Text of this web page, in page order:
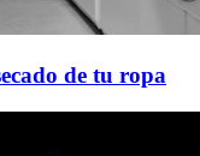
de tu ropa